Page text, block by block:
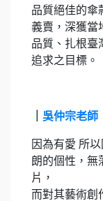
品質絕佳的傘
義賣，深獲當
品質、扎根臺
追求之目標。
吳仲宗老師
因為有愛 所
朗的個性，無
片，
而對其藝術創